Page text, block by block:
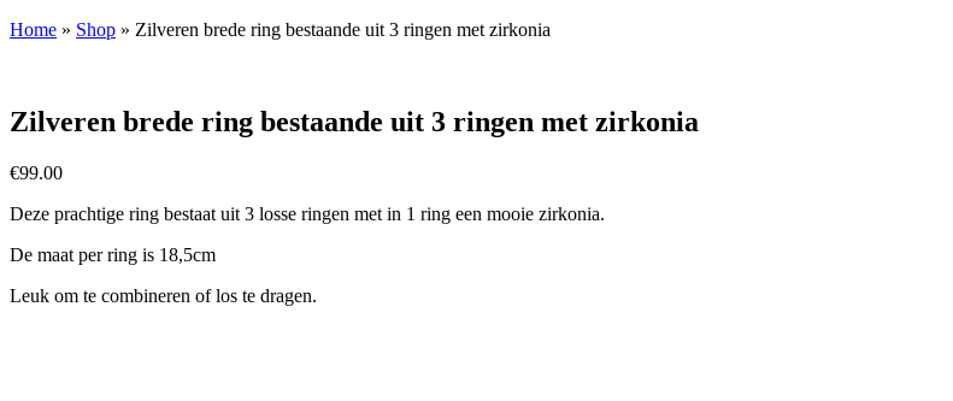
Home » Shop » Zilveren brede ring bestaande uit 3 ringen met zirkonia
Zilveren brede ring bestaande uit 3 ringen met zirkonia
€99.00
Deze prachtige ring bestaat uit 3 losse ringen met in 1 ring een mooie zirkonia.
De maat per ring is 18,5cm
Leuk om te combineren of los te dragen.